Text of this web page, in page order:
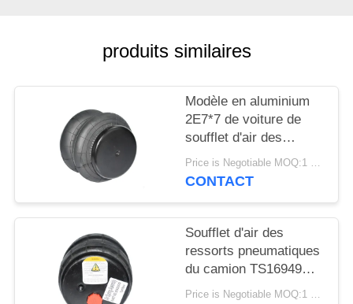
DEMANDER
UN DEVIS
SITE
INTIMITÉ
POLITIQUE
produits similaires
Modèle en aluminium
2E7*7 de voiture de
soufflet d'air des
ressorts pneumatiques
de camion 2S120-17
Price is Negotiable MOQ:1 PC
CONTACT
Soufflet d'air des
ressorts pneumatiques
du camion TS16949
2S2300 2E2300
Price is Negotiable MOQ:1 PC